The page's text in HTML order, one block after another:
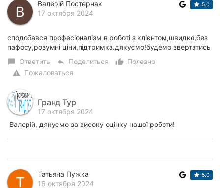
Валерій Постернак
17 октября 2024
5.0
сподобався професіоналізм в роботі з клієнтом,швидко,без
пафосу,розумні ціни,підтримка.дякуємо!будемо звертатись
chat_bubble Ответить reply Поделиться thumb_up_alt
Полезно
warning Пожаловаться
Гранд Тур
17 октября 2024
Валерій, дякуємо за високу оцінку нашої роботи!
Татьяна Пужка
16 октября 2024
5.0